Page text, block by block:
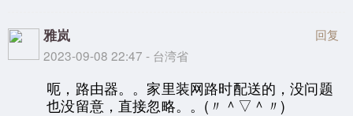
雅岚
2023-09-08 22:47 - 台湾省
回复
呃，路由器。。家里装网路时配送的，没问题
也没留意，直接忽略。。(〃＾▽＾〃)